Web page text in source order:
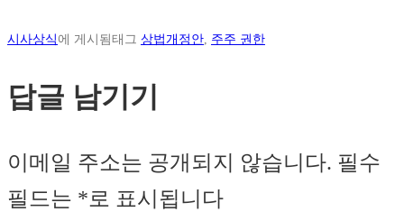
시사상식에 게시됨태그 상법개정안 주주 권한
답글 남기기
이메일 주소는 공개되지 않습니다. 필수
필드는 *로 표시됩니다